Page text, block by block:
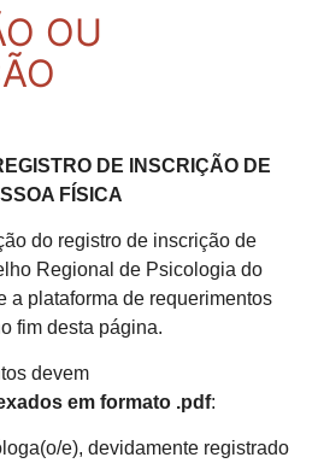
OU
DE INSCRIÇÃO DE
FÍSICA
do registro de inscrição de
Regional de Psicologia do
a plataforma de requerimentos
fim desta página.
devem
em formato .pdf:
e), devidamente registrado